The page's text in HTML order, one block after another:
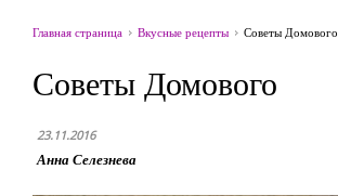
Главная страница Вкусные рецепты Советы Домового
Советы Домового
23.11.2016
Анна Селезнева